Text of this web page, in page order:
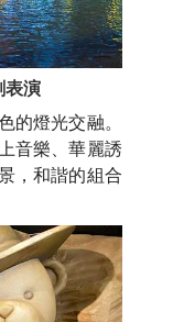
表演
的燈光交融。
音樂、華麗誘
，和諧的組合